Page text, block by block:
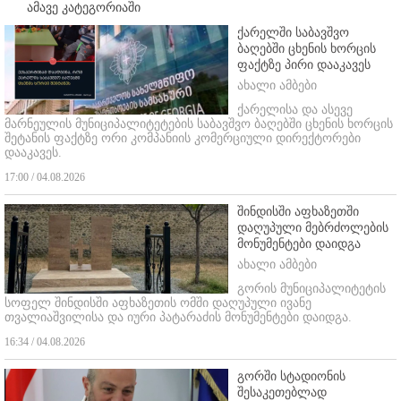
ამავე კატეგორიაში
ქარელში საბავშვო
ბაღებში ცხენის ხორცის
ფაქტზე პირი დააკავეს
ახალი ამბები
ქარელისა და ასევე
მარნეულის მუნიციპალიტეტების საბავშვო ბაღებში ცხენის ხორცის
შეტანის ფაქტზე ორი კომპანიის კომერციული დირექტორები
დააკავეს.
17:00 / 04.08.2026
შინდისში აფხაზეთში
დაღუპული მებრძოლების
მონუმენტები დაიდგა
ახალი ამბები
გორის მუნიციპალიტეტის
სოფელ შინდისში აფხაზეთის ომში დაღუპული ივანე
თვალიაშვილისა და იური პატარაძის მონუმენტები დაიდგა.
16:34 / 04.08.2026
გორში სტადიონის
შესაკეთებლად